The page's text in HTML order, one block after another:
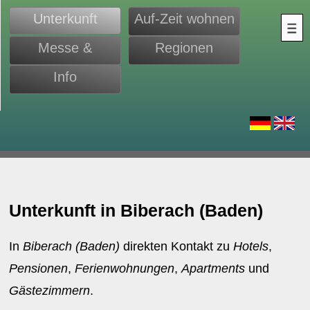
Unterkunft
Auf-Zeit wohnen
Messe &
Monteure
Regionen
Info
Unterkunft in Biberach (Baden)
InBiberach (Baden) direkten Kontakt zuHotels,
Pensionen,Ferienwohnungen,Apartments und
Gästezimmern.